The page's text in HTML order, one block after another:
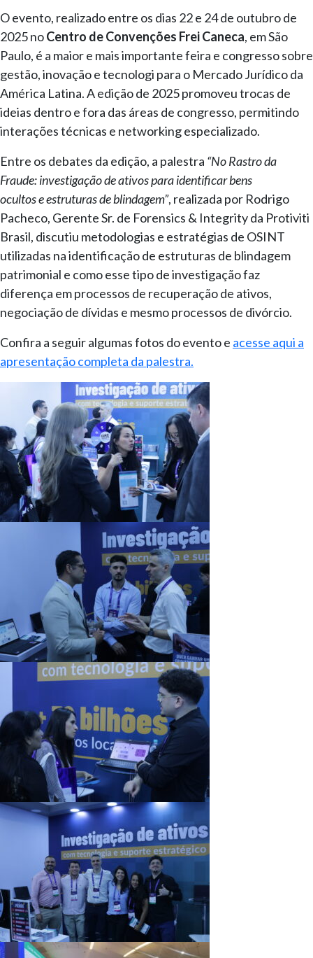
O evento, realizado entre os dias 22 e 24 de outubro de
2025 noCentro de Convenções Frei Caneca, em São
Paulo, é a maior e mais importante feira e congresso sobre
gestão, inovação e tecnologi para o Mercado Jurídico da
América Latina.A edição de 2025 promoveu trocas de
ideias dentro e fora das áreas de congresso, permitindo
interações técnicas e networking especializado.
Entre os debates da edição, a palestra “No Rastro da
Fraude: investigação de ativos para identificar bens
ocultos e estruturas de blindagem”, realizada por Rodrigo
Pacheco, Gerente Sr. de Forensics & Integrity da Protiviti
Brasil, discutiu metodologias e estratégias de OSINT
utilizadas na identificação de estruturas de blindagem
patrimonial e como esse tipo de investigação faz
diferença em processos de recuperação de ativos,
negociação de dívidas e mesmo processos de divórcio.
Confira a seguir algumas fotos do evento e acesse aqui a
apresentação completa da palestra.